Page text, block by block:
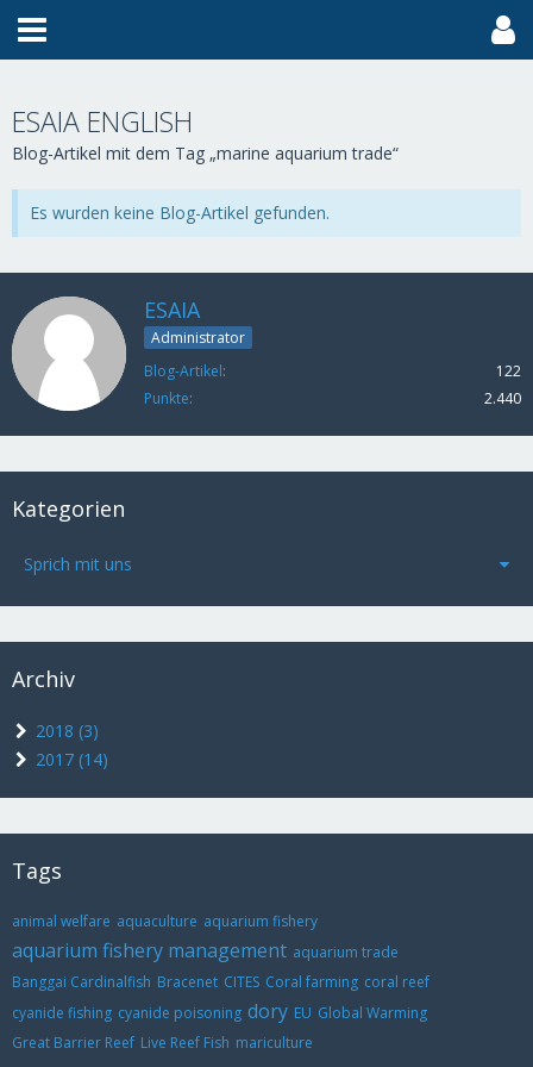
ESAIA ENGLISH
Blog-Artikel mit dem Tag „marine aquarium trade“
Es wurden keine Blog-Artikel gefunden.
ESAIA
Administrator
Blog-Artikel
122
Punkte
2.440
Kategorien
Sprich mit uns
Archiv
2018 (3)
2017 (14)
Tags
animal welfare aquaculture aquarium fishery
aquarium fishery management aquarium trade
Banggai Cardinalfish Bracenet CITES Coral farming coral reef
cyanide fishing cyanide poisoning dory EU Global Warming
Great Barrier Reef Live Reef Fish mariculture